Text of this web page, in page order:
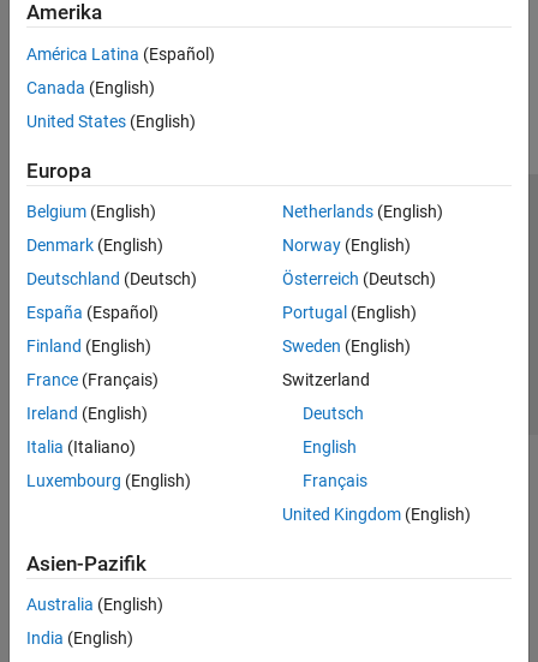
Amerika
América Latina (Español)
Canada (English)
United States (English)
Europa
Belgium (English)
Denmark (English)
Deutschland (Deutsch)
España (Español)
Finland (English)
France (Français)
Ireland (English)
Italia (Italiano)
Luxembourg (English)
Netherlands(English)
Norway(English)
Österreich (Deutsch)
Portugal (English)
Sweden (English)
Switzerland
Deutsch
English
Français
United Kingdom(English)
Asien-Pazifik
Australia (English)
India (English)
Trust Center
Datenschutz-Richtlinien
Datendiebstahl verhindern
Status von Anwendungen
© 1994-2026 The MathWorks, Inc.
Website auswählen
Deutschland